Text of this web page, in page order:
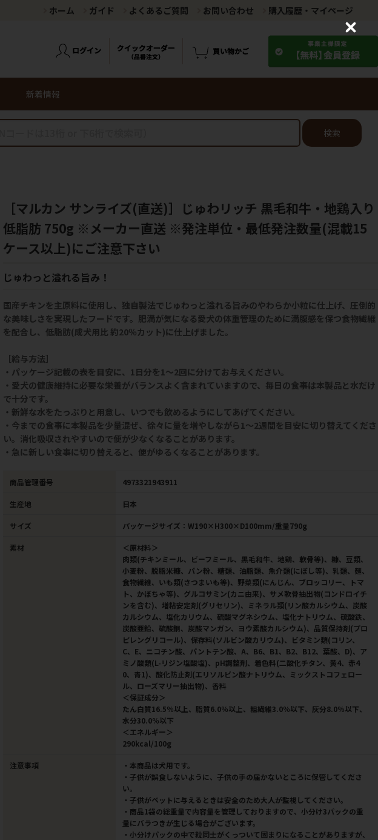
ホーム ガイド よくあるご質問 お問い合わせ 購入履歴・マイページ
新着情報
検索
［マルカン サンライズ(直送)］じゅわリッチ 黒毛和牛・地鶏入り
低脂肪 750g ※メーカー直送 ※発注単位・最低発注数量(混載15
ケース以上)にご注意下さい
じゅわっと溢れる旨み！
国産チキンを主原料に使用し、独自製法でじゅわっと溢れる旨みのやわらか小粒に仕上げ、圧倒的
な美味しさを実現したフードです。肥満が気になる愛犬の体重管理のために満腹感を保つ食物繊維
を配合し、低脂肪(成犬用比 約20％カット)に仕上げました。
［給与方法］
・パッケージ記載の表を目安に、1日分を1～2回に分けてお与えください。
・愛犬の健康維持に必要な栄養がバランスよく含まれていますので、毎日の食事は本製品と水だけ
で十分です。
・新鮮な水をたっぷりと用意し、いつでも飲めるようにしてあげてください。
・今までの食事に本製品を少量混ぜ、徐々に量を増やしながら1～2週間を目安に切り替えてくださ
い。消化吸収されやすいので便が少なくなることがあります。
・急に新しい食事に切り替えると、便がゆるくなることがあります。
商品管理番号 4973321943911
生産地 日本
サイズ パッケージサイズ：W190×H300×D100mm/重量790g
素材
＜原材料＞
肉類(チキンミール、ビーフミール、黒毛和牛、地鶏、軟骨等)、糠、豆類、
小麦粉、脱脂米糠、パン粉、糖類、油脂類、魚介類(にぼし等)、乳類、麺、
食物繊維、いも類(さつまいも等)、野菜類(にんじん、ブロッコリー、トマ
ト、かぼちゃ等)、グルコサミン(カニ由来)、サメ軟骨抽出物(コンドロイチ
ンを含む)、増粘安定剤(グリセリン)、ミネラル類(リン酸カルシウム、炭酸
カルシウム、塩化カリウム、硫酸マグネシウム、塩化ナトリウム、硫酸鉄、
炭酸亜鉛、硫酸銅、炭酸マンガン、ヨウ素酸カルシウム)、品質保持剤(プロ
ピレングリコール)、保存料(ソルビン酸カリウム)、ビタミン類(コリン、
C、E、ニコチン酸、パントテン酸、A、B6、B1、B2、B12、葉酸、D)、ア
ミノ酸類(L-リジン塩酸塩)、pH調整剤、着色料(二酸化チタン、黄4、赤4
0、青1)、酸化防止剤(エリソルビン酸ナトリウム、ミックストコフェロー
ル、ローズマリー抽出物)、香料
＜保証成分＞
たん白質16.5％以上、脂質6.0％以上、粗繊維3.0％以下、灰分8.0％以下、
水分30.0％以下
＜エネルギー＞
290kcal/100g
注意事項
・本商品は犬用です。
・子供が誤食しないように、子供の手の届かないところに保管してくださ
い。
・子供がペットに与えるときは安全のため大人が監視してください。
・商品1袋の総重量で内容量を管理しておりますので、小分け3パックの重
量にバラつきが生じる場合がございます。
・小分けパックの中で粒同士がくっついて固まりになることがありますが、
C
o
s
e